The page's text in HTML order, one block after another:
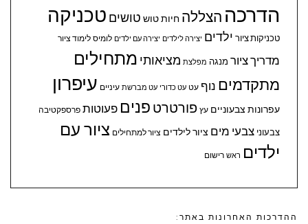
הדרכה הצללה חיותטוש טושים טכניקה
טכניקות ציור ילדים יצירה לילדים יצירה עם ילדים לומיס לימוד ציור
מדריך ציור מנגה מפלצת מציאותי מתחילים
מתקדמים נוף עט עט כדורי עט מברשת עיניים עיפרון
עפרונות צבעוניים עץ פורטרט פנים פעוטות פרספקטיבה
צבעוני צבעי מים ציור לילדים ציור למתחילים ציור עם
ילדים ראש רישום
ההדרכות האחרונות באתר: